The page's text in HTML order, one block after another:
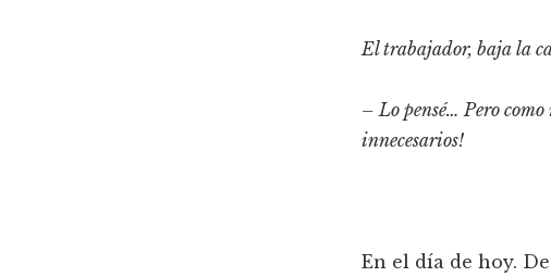
El trabajador, baja la
– Lo pensé… Pero
innecesarios!
En el día de hoy.